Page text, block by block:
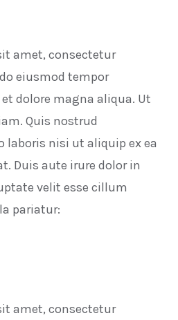
amet, consectetur
eiusmod tempor
dolore magna aliqua. Ut
Quis nostrud
laboris nisi ut aliquip ex ea
Duis aute irure dolor in
velit esse cillum
pariatur:
amet, consectetur